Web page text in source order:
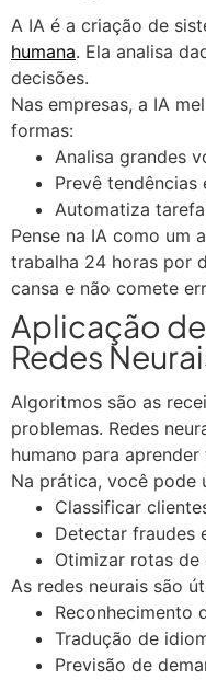
A IA é a criação de
humana. Ela analisa
decisões.
Nas empresas, a IA
formas:
Analisa grandes
Prevê
Automatiza
Pense na IA como um
trabalha 24 horas por
cansa e não comete
Aplicação
Redes
Algoritmos são as
problemas. Redes
humano para
Na prática, você pode
Classificar
Detectar fraudes
Otimizar rotas de
As redes neurais são
Reconhecimento
Tradução de
Previsão de